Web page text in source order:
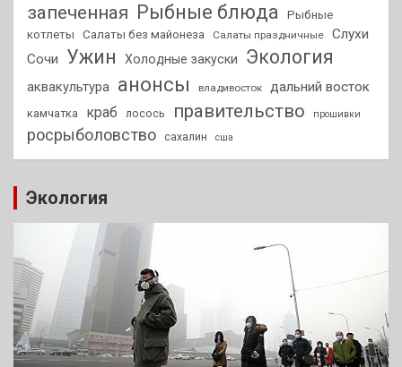
запеченная Рыбные блюда
Рыбные
котлеты
Салаты без майонеза Салаты праздничные
Слухи
Сочи
Ужин Холодные закуски Экология
аквакультура анонсы владивосток дальний восток
камчатка краб лосось правительство прошивки
росрыболовство сахалин сша
Экология